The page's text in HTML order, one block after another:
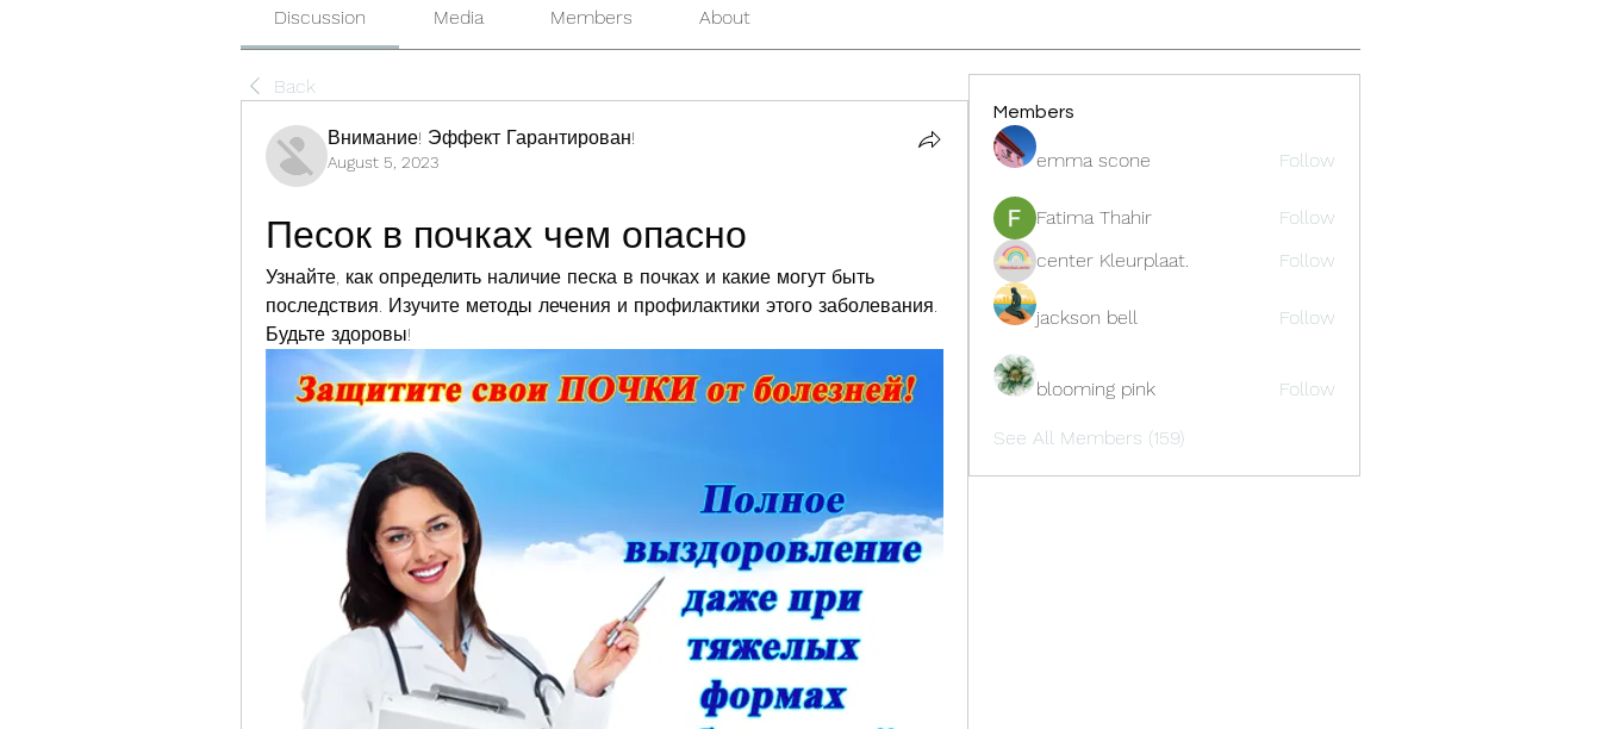
Discussion Media Members About
Back
Внимание! Эффект Гарантирован!
August 5, 2023
Песок в почках чем опасно
Узнайте, как определить наличие песка в почках и какие могут быть
последствия. Изучите методы лечения и профилактики этого заболевания.
Будьте здоровы!
Members
emma scone Follow
Fatima Thahir
Follow
center Kleurplaat.
Follow
jackson bell Follow
blooming pink Follow
See All Members (159)